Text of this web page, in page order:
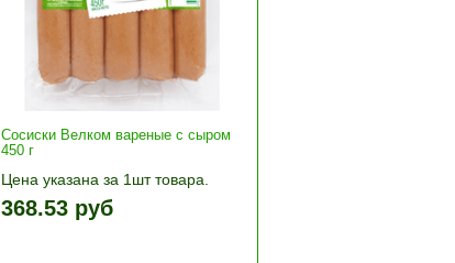
Сосиски Велком вареные с сыром
450 г
Цена указана за 1шт товара.
1шт прибавляется кнопками «+»
и «-». Выберите нужное
368.53 руб